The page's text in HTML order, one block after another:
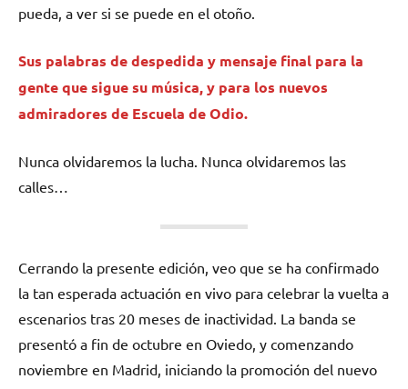
pueda, a ver si se puede en el otoño.
Sus palabras de despedida y mensaje final para la
gente que sigue su música, y para los nuevos
admiradores de Escuela de Odio.
Nunca olvidaremos la lucha. Nunca olvidaremos las
calles…
Cerrando la presente edición, veo que se ha confirmado
la tan esperada actuación en vivo para celebrar la vuelta a
escenarios tras 20 meses de inactividad. La banda se
presentó a fin de octubre en Oviedo, y comenzando
noviembre en Madrid, iniciando la promoción del nuevo